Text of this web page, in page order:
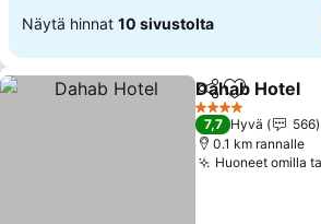
Näytä hinnat 10 sivustolta
Jaa Lisää
Dahab Hotel
4 Tähtiluokitus
7,7 Hyvä
566
0.1 km rannalle
Huoneet omilla